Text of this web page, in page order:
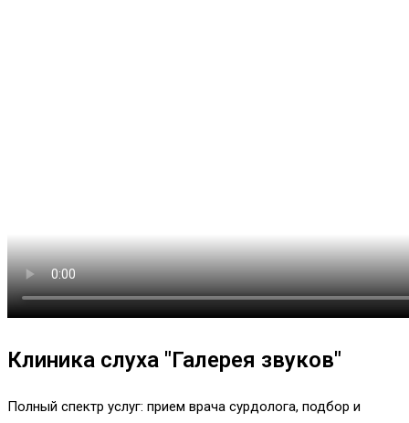
Клиника слуха "Галерея звуков"
Полный спектр услуг: прием врача сурдолога, подбор и